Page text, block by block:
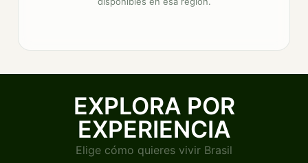
EXPLORA POR
EXPERIENCIA
Elige cómo quieres vivir Brasil